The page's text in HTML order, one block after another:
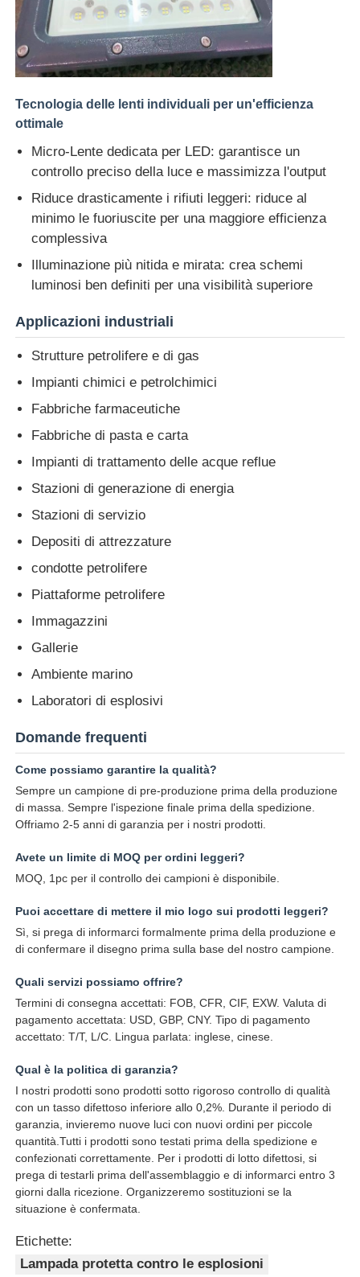
Tecnologia delle lenti individuali per un'efficienza
ottimale
Micro-Lente dedicata per LED: garantisce un
controllo preciso della luce e massimizza l'output
Riduce drasticamente i rifiuti leggeri: riduce al
minimo le fuoriuscite per una maggiore efficienza
complessiva
Illuminazione più nitida e mirata: crea schemi
luminosi ben definiti per una visibilità superiore
Applicazioni industriali
Strutture petrolifere e di gas
Impianti chimici e petrolchimici
Fabbriche farmaceutiche
Fabbriche di pasta e carta
Impianti di trattamento delle acque reflue
Stazioni di generazione di energia
Stazioni di servizio
Depositi di attrezzature
condotte petrolifere
Piattaforme petrolifere
Immagazzini
Gallerie
Ambiente marino
Laboratori di esplosivi
Domande frequenti
Come possiamo garantire la qualità?
Sempre un campione di pre-produzione prima della produzione
di massa. Sempre l'ispezione finale prima della spedizione.
Offriamo 2-5 anni di garanzia per i nostri prodotti.
Avete un limite di MOQ per ordini leggeri?
MOQ, 1pc per il controllo dei campioni è disponibile.
Puoi accettare di mettere il mio logo sui prodotti leggeri?
Sì, si prega di informarci formalmente prima della produzione e
di confermare il disegno prima sulla base del nostro campione.
Quali servizi possiamo offrire?
Termini di consegna accettati: FOB, CFR, CIF, EXW. Valuta di
pagamento accettata: USD, GBP, CNY. Tipo di pagamento
accettato: T/T, L/C. Lingua parlata: inglese, cinese.
Qual è la politica di garanzia?
I nostri prodotti sono prodotti sotto rigoroso controllo di qualità
con un tasso difettoso inferiore allo 0,2%. Durante il periodo di
garanzia, invieremo nuove luci con nuovi ordini per piccole
quantità.Tutti i prodotti sono testati prima della spedizione e
confezionati correttamente. Per i prodotti di lotto difettosi, si
prega di testarli prima dell'assemblaggio e di informarci entro 3
giorni dalla ricezione. Organizzeremo sostituzioni se la
situazione è confermata.
Etichette:
Lampada protetta contro le esplosioni